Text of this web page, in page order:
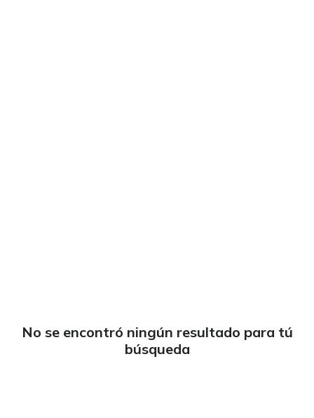
No se encontró ningún resultado para tú
búsqueda